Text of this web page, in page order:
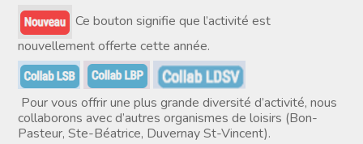
Ce bouton signifie que l’activité est
nouvellement offerte cette année.
Pour vous offrir une plus grande diversité d’activité, nous
collaborons avec d’autres organismes de loisirs (Bon-
Pasteur, Ste-Béatrice, Duvernay St-Vincent).